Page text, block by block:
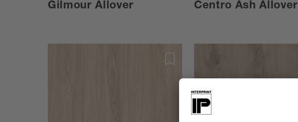
Gilmour Allover Centro Ash Allover